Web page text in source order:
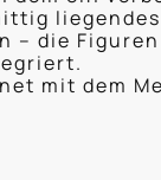
– die
mit dem